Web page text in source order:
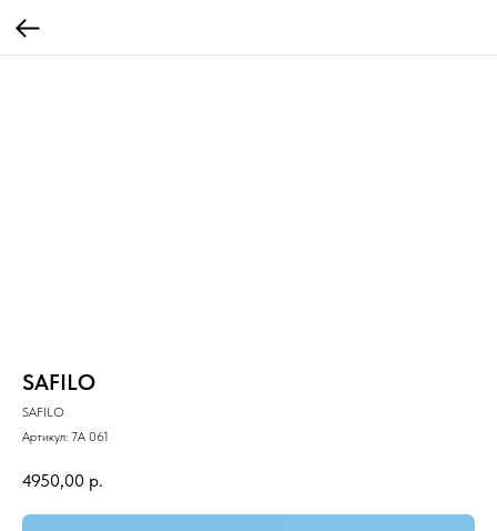
SAFILO
SAFILO
Артикул: 7A 061
4950,00 р.